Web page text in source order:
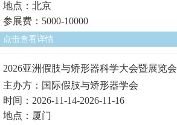
地点：北京
参展费：5000-10000
点击查看详情
2026亚洲假肢与矫形器科学大会暨展览会
主办方：国际假肢与矫形器学会
时间：2026-11-14-2026-11-16
地点：厦门